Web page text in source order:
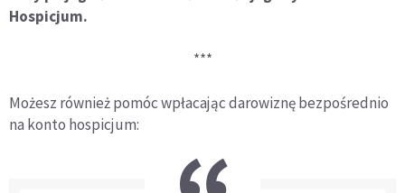
Hospicjum.
***
Możesz również pomóc wpłacając darowiznę bezpośrednio
na konto hospicjum: